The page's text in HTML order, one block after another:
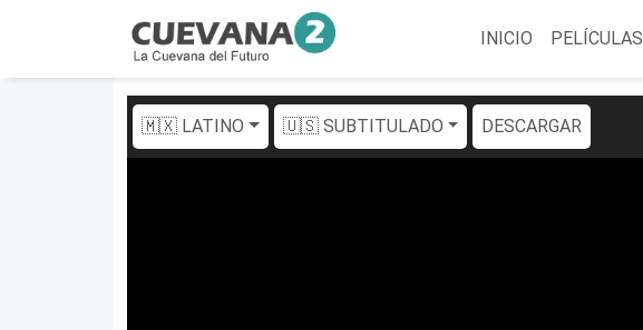
INICIO PELÍCULAS
🇲🇽 LATINO 🇺🇸 SUBTITULADO DESCARGAR